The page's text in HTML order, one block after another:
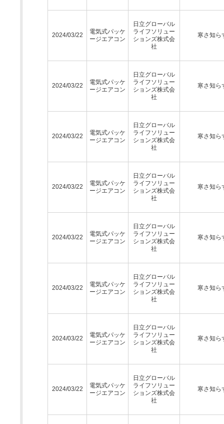
2024/03/22
電気式パッケ
ージエアコン
日立グローバル
ライフソリュー
ションズ株式会
社
寒さ知ら
2024/03/22
電気式パッケ
ージエアコン
日立グローバル
ライフソリュー
ションズ株式会
社
寒さ知ら
2024/03/22
電気式パッケ
ージエアコン
日立グローバル
ライフソリュー
ションズ株式会
社
寒さ知ら
2024/03/22
電気式パッケ
ージエアコン
日立グローバル
ライフソリュー
ションズ株式会
社
寒さ知ら
2024/03/22
電気式パッケ
ージエアコン
日立グローバル
ライフソリュー
ションズ株式会
社
寒さ知ら
2024/03/22
電気式パッケ
ージエアコン
日立グローバル
ライフソリュー
ションズ株式会
社
寒さ知ら
2024/03/22
電気式パッケ
ージエアコン
日立グローバル
ライフソリュー
ションズ株式会
社
寒さ知ら
2024/03/22
電気式パッケ
ージエアコン
日立グローバル
ライフソリュー
ションズ株式会
社
寒さ知ら